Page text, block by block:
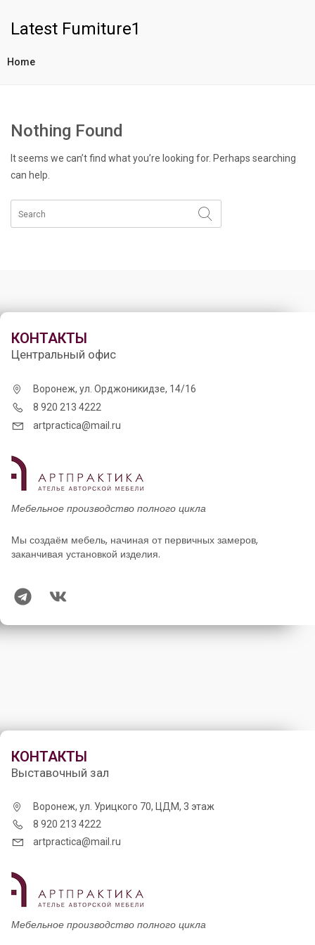
Latest Fumiture1
Home
Nothing Found
It seems we can’t find what you’re looking for. Perhaps searching
can help.
КОНТАКТЫ
Центральный офис
Воронеж, ул. Орджоникидзе, 14/16
8 920 213 4222
artpractica@mail.ru
Мебельное производство полного цикла
Мы создаём мебель, начиная от первичных замеров,
заканчивая установкой изделия.
КОНТАКТЫ
Выставочный зал
Воронеж, ул. Урицкого 70, ЦДМ, 3 этаж
8 920 213 4222
artpractica@mail.ru
Мебельное производство полного цикла